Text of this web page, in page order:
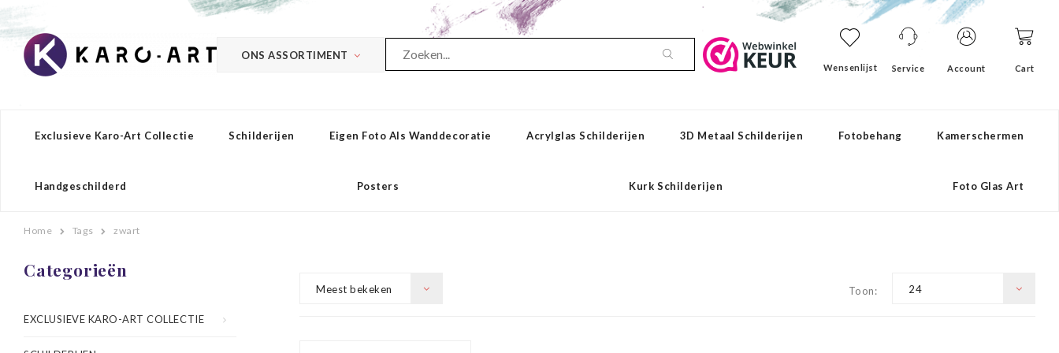
ONS ASSORTIMENT
Wensenlijst Service Account Cart
Exclusieve Karo-Art Collectie Schilderijen Eigen Foto Als Wanddecoratie Acrylglas Schilderijen 3D Metaal Schilderijen Fotobehang Kamerschermen
Handgeschilderd Posters Kurk Schilderijen Foto Glas Art
Home Tags zwart
Categorieën
EXCLUSIEVE KARO-ART COLLECTIE
Meest bekeken Toon: 24